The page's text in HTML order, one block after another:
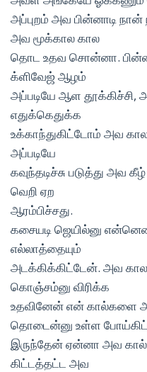
அப்புறம் அவ பின்னாடி நான்
அவ மூக்கால கால
தொட உதவ சொன்னா.
க்ளிவேஜ் ஆழம்
அப்படியே ஆள தூக்கிச்சி,
எதுக்கெதுக்க
உக்காந்துகிட்டோம் அவ கால
அப்படியே
கவுந்தடிச்சு படுத்து அவ
வெறி ஏற
ஆரம்பிச்சது.
கசையடி ஜெயில்னு
எல்லாத்தையும்
அடக்கிக்கிட்டேன். அவ
கொஞ்சம்னு விரிக்க
உதவினேன் என்
தொடைன்னு உள்ள
இருந்தேன் ஏன்னா அவ கால்
கிட்டத்தட்ட அவ